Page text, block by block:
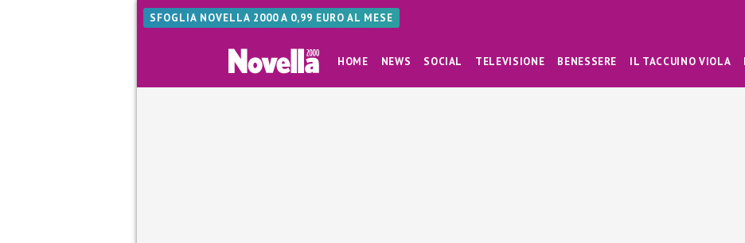
SFOGLIA NOVELLA 2000 A 0,99 EURO AL MESE
HOME NEWS SOCIAL TELEVISIONE BENESSERE IL TACCUINO VIOLA